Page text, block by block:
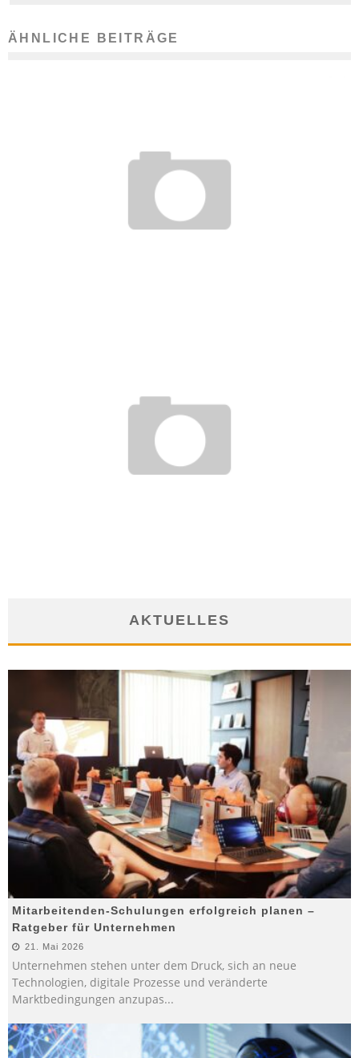
ÄHNLICHE BEITRÄGE
AKTUELLES
Mitarbeitenden-Schulungen erfolgreich planen –
Ratgeber für Unternehmen
21. Mai 2026
Unternehmen stehen unter dem Druck, sich an neue
Technologien, digitale Prozesse und veränderte
Marktbedingungen anzupas...